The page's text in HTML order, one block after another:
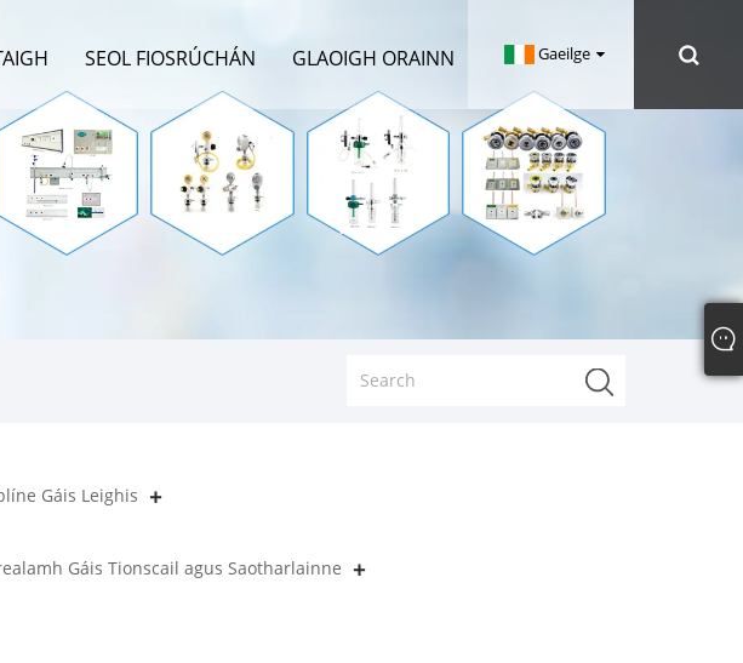
SEOL FIOSRÚCHÁN GLAOIGH ORAINN Gaeilge
Gáis Leighis
Gáis Tionscail agus Saotharlainne